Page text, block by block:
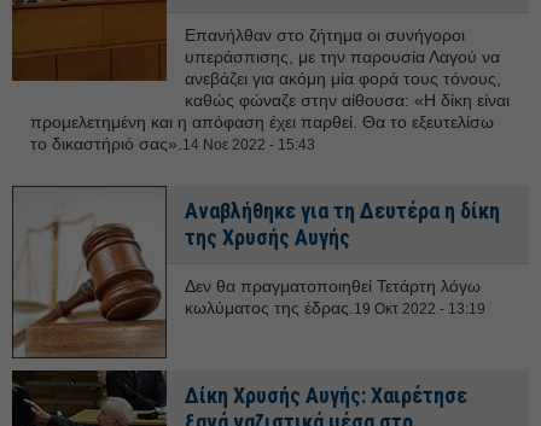
Επανήλθαν στο ζήτημα οι συνήγοροι
υπεράσπισης, με την παρουσία Λαγού να
ανεβάζει για ακόμη μία φορά τους τόνους,
καθώς φώναζε στην αίθουσα: «Η δίκη είναι
προμελετημένη και η απόφαση έχει παρθεί. Θα το εξευτελίσω
το δικαστήριό σας». 14 Νοε 2022 - 15:43
Αναβλήθηκε για τη Δευτέρα η δίκη
της Χρυσής Αυγής
Δεν θα πραγματοποιηθεί Τετάρτη λόγω
κωλύματος της έδρας. 19 Οκτ 2022 - 13:19
Δίκη Χρυσής Αυγής: Xαιρέτησε